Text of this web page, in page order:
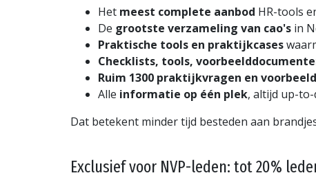
Het meest complete aanbod HR-tools
De grootste verzameling van cao's in
Praktische tools en praktijkcases
Checklists, tools,
Ruim 1300 praktijkvragen en
Alle informatie op één plek, altijd up-
Dat betekent minder tijd besteden aan
Exclusief voor NVP-leden: tot 20%